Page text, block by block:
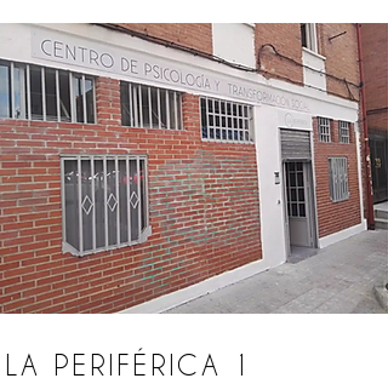
LA PERIFÉRICA 1